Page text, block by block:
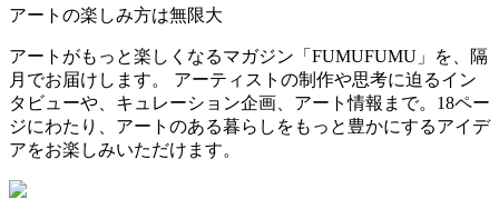
アートの楽しみ方は無限大
アートがもっと楽しくなるマガジン「FUMUFUMU」を、隔
月でお届けします。 アーティストの制作や思考に迫るイン
タビューや、キュレーション企画、アート情報まで。18ペー
ジにわたり、アートのある暮らしをもっと豊かにするアイデ
アをお楽しみいただけます。